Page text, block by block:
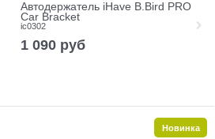
Автодержатель iHave B.Bird PRO
Car Bracket
ic0302
1 090 руб
Новинка